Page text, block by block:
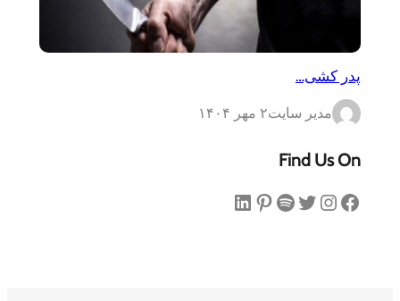
پدر کشی…
مدیر سایت۲ مهر ۱۴۰۴
Find Us On
فیس‌بوک اینستاگرم توییتر اسپاتیفای پینترست لینکداین